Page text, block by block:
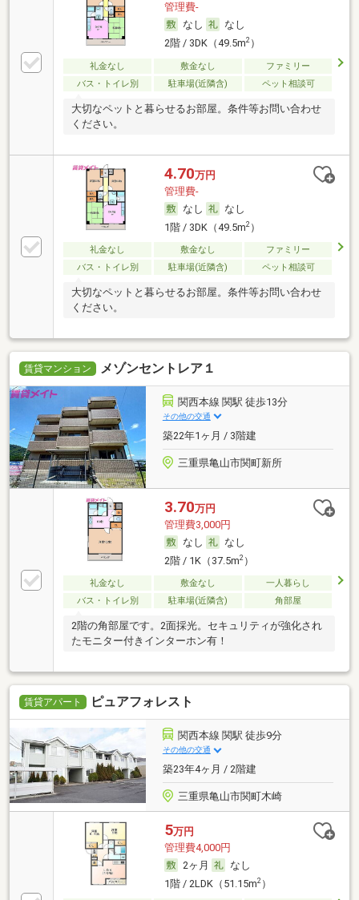
管理費-
なし
なし
2階 / 3DK（49.5m2）
礼金なし 敷金なし
ファミリー
バス・トイレ別
駐車場(近隣含) ペット相談可
大切なペットと暮らせるお部屋。条件等お問い合わせ
ください。
4.70万円
管理費-
なし
なし
1階 / 3DK（49.5m2）
礼金なし 敷金なし
ファミリー
バス・トイレ別
駐車場(近隣含) ペット相談可
大切なペットと暮らせるお部屋。条件等お問い合わせ
ください。
賃貸マンション メゾンセントレア１
関西本線 関駅 徒歩13分
その他の交通
築22年1ヶ月 / 3階建
三重県亀山市関町新所
3.70万円
管理費3,000円
なし
なし
2階 / 1K（37.5m2）
礼金なし 敷金なし
一人暮らし
バス・トイレ別
駐車場(近隣含) 角部屋
2階の角部屋です。2面採光。セキュリティが強化され
たモニター付きインターホン有！
賃貸アパート ピュアフォレスト
関西本線 関駅 徒歩9分
その他の交通
築23年4ヶ月 / 2階建
三重県亀山市関町木崎
5万円
管理費4,000円
2ヶ月
なし
1階 / 2LDK（51.15m2）